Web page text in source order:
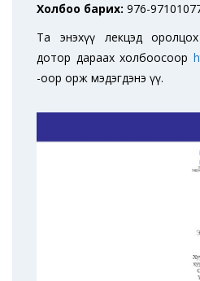
Холбоо барих: 976-
Та энэхүү лекцэд
дотор дараах холбоосоор
-оор орж мэдэгдэнэ үү.